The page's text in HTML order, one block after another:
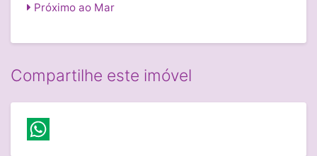
Próximo ao Mar
Compartilhe este imóvel